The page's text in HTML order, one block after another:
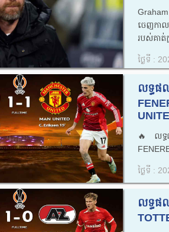
ចេញកា
របស់គាត់
ថ្ងៃទី :
លទ្ធផ
🔥លទ្ធ
ថ្ងៃទី :
លទ្ធផ